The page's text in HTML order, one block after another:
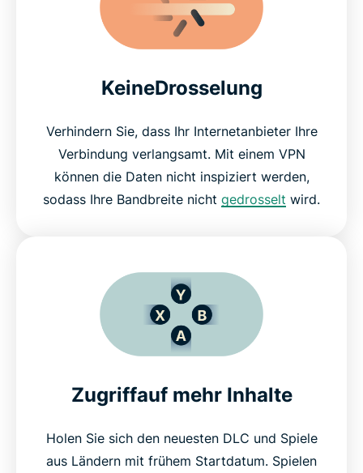
KeineDrosselung
Verhindern Sie, dass Ihr Internetanbieter Ihre
Verbindung verlangsamt. Mit einem VPN
können die Daten nicht inspiziert werden,
sodass Ihre Bandbreite nicht gedrosselt wird.
Zugriffauf mehr Inhalte
Holen Sie sich den neuesten DLC und Spiele
aus Ländern mit frühem Startdatum. Spielen